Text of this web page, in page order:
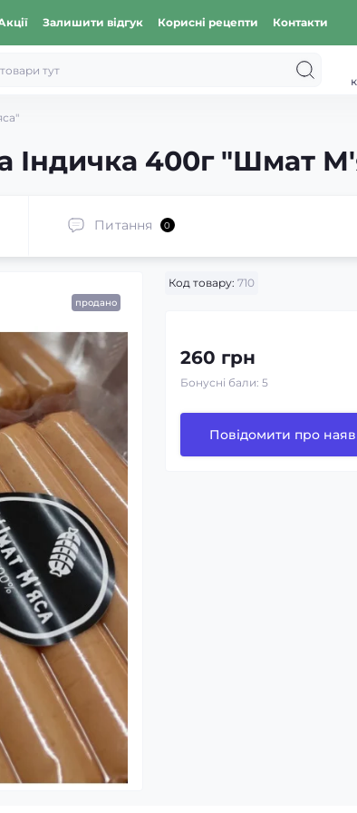
Залишити відгук Корисні рецепти Контакти
Індичка 400г "Шмат
Питання 0
продано
Код товару: 710
260 грн
Бонусні бали: 5
Повідомити про